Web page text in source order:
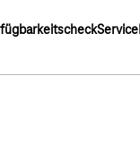
Service